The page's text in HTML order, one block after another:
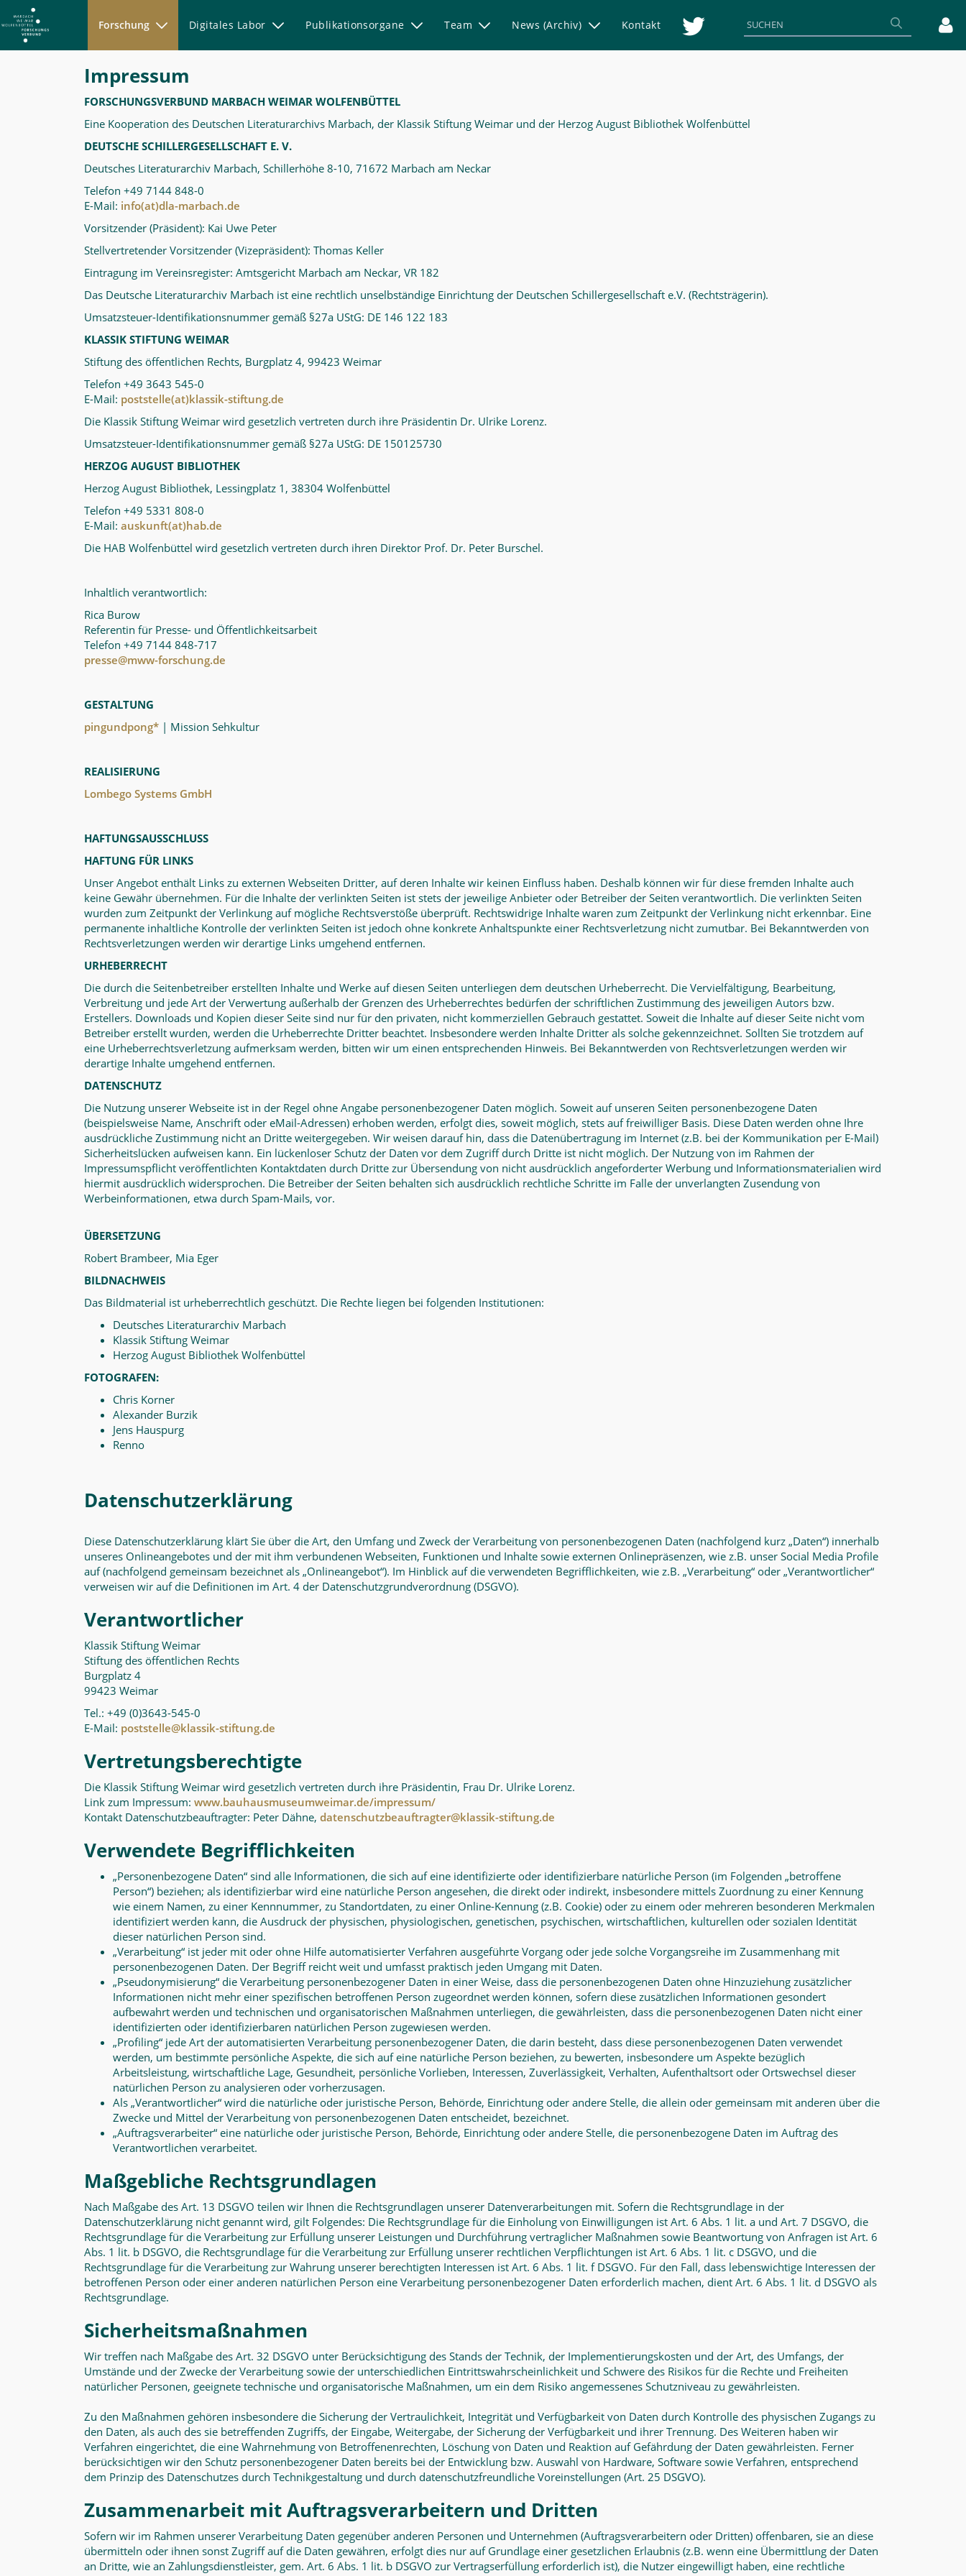
Forschung Digitales Labor Publikationsorgane Team News (Archiv) Kontakt
MWW-
Forschung
Impressum
FORSCHUNGSVERBUND MARBACH WEIMAR WOLFENBÜTTEL
Eine Kooperation des Deutschen Literaturarchivs Marbach, der Klassik Stiftung Weimar und der Herzog August Bibliothek Wolfenbüttel
DEUTSCHE SCHILLERGESELLSCHAFT E. V.
Deutsches Literaturarchiv Marbach, Schillerhöhe 8-10, 71672 Marbach am Neckar
Telefon +49 7144 848-0
E-Mail: info(at)dla-marbach.de
Vorsitzender (Präsident): Kai Uwe Peter
Stellvertretender Vorsitzender (Vizepräsident): Thomas Keller
Eintragung im Vereinsregister: Amtsgericht Marbach am Neckar, VR 182
Das Deutsche Literaturarchiv Marbach ist eine rechtlich unselbständige Einrichtung der Deutschen Schillergesellschaft e.V. (Rechtsträgerin).
Umsatzsteuer-Identifikationsnummer gemäß §27a UStG: DE 146 122 183
KLASSIK STIFTUNG WEIMAR
Stiftung des öffentlichen Rechts, Burgplatz 4, 99423 Weimar
Telefon +49 3643 545-0
E-Mail: poststelle(at)klassik-stiftung.de
Die Klassik Stiftung Weimar wird gesetzlich vertreten durch ihre Präsidentin Dr. Ulrike Lorenz.
Umsatzsteuer-Identifikationsnummer gemäß §27a UStG: DE 150125730
HERZOG AUGUST BIBLIOTHEK
Herzog August Bibliothek, Lessingplatz 1, 38304 Wolfenbüttel
Telefon +49 5331 808-0
E-Mail: auskunft(at)hab.de
Die HAB Wolfenbüttel wird gesetzlich vertreten durch ihren Direktor Prof. Dr. Peter Burschel.
Inhaltlich verantwortlich:
Rica Burow
Referentin für Presse- und Öffentlichkeitsarbeit
Telefon +49 7144 848-717
presse@mww-forschung.de
GESTALTUNG
pingundpong* | Mission Sehkultur
REALISIERUNG
Lombego Systems GmbH
HAFTUNGSAUSSCHLUSS
HAFTUNG FÜR LINKS
Unser Angebot enthält Links zu externen Webseiten Dritter, auf deren Inhalte wir keinen Einfluss haben. Deshalb können wir für diese fremden Inhalte auch
keine Gewähr übernehmen. Für die Inhalte der verlinkten Seiten ist stets der jeweilige Anbieter oder Betreiber der Seiten verantwortlich. Die verlinkten Seiten
wurden zum Zeitpunkt der Verlinkung auf mögliche Rechtsverstöße überprüft. Rechtswidrige Inhalte waren zum Zeitpunkt der Verlinkung nicht erkennbar. Eine
permanente inhaltliche Kontrolle der verlinkten Seiten ist jedoch ohne konkrete Anhaltspunkte einer Rechtsverletzung nicht zumutbar. Bei Bekanntwerden von
Rechtsverletzungen werden wir derartige Links umgehend entfernen.
URHEBERRECHT
Die durch die Seitenbetreiber erstellten Inhalte und Werke auf diesen Seiten unterliegen dem deutschen Urheberrecht. Die Vervielfältigung, Bearbeitung,
Verbreitung und jede Art der Verwertung außerhalb der Grenzen des Urheberrechtes bedürfen der schriftlichen Zustimmung des jeweiligen Autors bzw.
Erstellers. Downloads und Kopien dieser Seite sind nur für den privaten, nicht kommerziellen Gebrauch gestattet. Soweit die Inhalte auf dieser Seite nicht vom
Betreiber erstellt wurden, werden die Urheberrechte Dritter beachtet. Insbesondere werden Inhalte Dritter als solche gekennzeichnet. Sollten Sie trotzdem auf
eine Urheberrechtsverletzung aufmerksam werden, bitten wir um einen entsprechenden Hinweis. Bei Bekanntwerden von Rechtsverletzungen werden wir
derartige Inhalte umgehend entfernen.
DATENSCHUTZ
Die Nutzung unserer Webseite ist in der Regel ohne Angabe personenbezogener Daten möglich. Soweit auf unseren Seiten personenbezogene Daten
(beispielsweise Name, Anschrift oder eMail-Adressen) erhoben werden, erfolgt dies, soweit möglich, stets auf freiwilliger Basis. Diese Daten werden ohne Ihre
ausdrückliche Zustimmung nicht an Dritte weitergegeben. Wir weisen darauf hin, dass die Datenübertragung im Internet (z.B. bei der Kommunikation per E-Mail)
Sicherheitslücken aufweisen kann. Ein lückenloser Schutz der Daten vor dem Zugriff durch Dritte ist nicht möglich. Der Nutzung von im Rahmen der
Impressumspflicht veröffentlichten Kontaktdaten durch Dritte zur Übersendung von nicht ausdrücklich angeforderter Werbung und Informationsmaterialien wird
hiermit ausdrücklich widersprochen. Die Betreiber der Seiten behalten sich ausdrücklich rechtliche Schritte im Falle der unverlangten Zusendung von
Werbeinformationen, etwa durch Spam-Mails, vor.
ÜBERSETZUNG
Robert Brambeer, Mia Eger
BILDNACHWEIS
Das Bildmaterial ist urheberrechtlich geschützt. Die Rechte liegen bei folgenden Institutionen:
Deutsches Literaturarchiv Marbach
Klassik Stiftung Weimar
Herzog August Bibliothek Wolfenbüttel
FOTOGRAFEN:
Chris Korner
Alexander Burzik
Jens Hauspurg
Renno
Datenschutzerklärung
Diese Datenschutzerklärung klärt Sie über die Art, den Umfang und Zweck der Verarbeitung von personenbezogenen Daten (nachfolgend kurz „Daten“) innerhalb
unseres Onlineangebotes und der mit ihm verbundenen Webseiten, Funktionen und Inhalte sowie externen Onlinepräsenzen, wie z.B. unser Social Media Profile
auf (nachfolgend gemeinsam bezeichnet als „Onlineangebot“). Im Hinblick auf die verwendeten Begrifflichkeiten, wie z.B. „Verarbeitung“ oder „Verantwortlicher“
verweisen wir auf die Definitionen im Art. 4 der Datenschutzgrundverordnung (DSGVO).
Verantwortlicher
Klassik Stiftung Weimar
Stiftung des öffentlichen Rechts
Burgplatz 4
99423 Weimar
Tel.: +49 (0)3643-545-0
E-Mail: poststelle@klassik-stiftung.de
Vertretungsberechtigte
Die Klassik Stiftung Weimar wird gesetzlich vertreten durch ihre Präsidentin, Frau Dr. Ulrike Lorenz.
Link zum Impressum: www.bauhausmuseumweimar.de/impressum/
Kontakt Datenschutzbeauftragter: Peter Dähne, datenschutzbeauftragter@klassik-stiftung.de
Verwendete Begrifflichkeiten
„Personenbezogene Daten“ sind alle Informationen, die sich auf eine identifizierte oder identifizierbare natürliche Person (im Folgenden „betroffene
Person“) beziehen; als identifizierbar wird eine natürliche Person angesehen, die direkt oder indirekt, insbesondere mittels Zuordnung zu einer Kennung
wie einem Namen, zu einer Kennnummer, zu Standortdaten, zu einer Online-Kennung (z.B. Cookie) oder zu einem oder mehreren besonderen Merkmalen
identifiziert werden kann, die Ausdruck der physischen, physiologischen, genetischen, psychischen, wirtschaftlichen, kulturellen oder sozialen Identität
dieser natürlichen Person sind.
„Verarbeitung“ ist jeder mit oder ohne Hilfe automatisierter Verfahren ausgeführte Vorgang oder jede solche Vorgangsreihe im Zusammenhang mit
personenbezogenen Daten. Der Begriff reicht weit und umfasst praktisch jeden Umgang mit Daten.
„Pseudonymisierung“ die Verarbeitung personenbezogener Daten in einer Weise, dass die personenbezogenen Daten ohne Hinzuziehung zusätzlicher
Informationen nicht mehr einer spezifischen betroffenen Person zugeordnet werden können, sofern diese zusätzlichen Informationen gesondert
aufbewahrt werden und technischen und organisatorischen Maßnahmen unterliegen, die gewährleisten, dass die personenbezogenen Daten nicht einer
identifizierten oder identifizierbaren natürlichen Person zugewiesen werden.
„Profiling“ jede Art der automatisierten Verarbeitung personenbezogener Daten, die darin besteht, dass diese personenbezogenen Daten verwendet
werden, um bestimmte persönliche Aspekte, die sich auf eine natürliche Person beziehen, zu bewerten, insbesondere um Aspekte bezüglich
Arbeitsleistung, wirtschaftliche Lage, Gesundheit, persönliche Vorlieben, Interessen, Zuverlässigkeit, Verhalten, Aufenthaltsort oder Ortswechsel dieser
natürlichen Person zu analysieren oder vorherzusagen.
Als „Verantwortlicher“ wird die natürliche oder juristische Person, Behörde, Einrichtung oder andere Stelle, die allein oder gemeinsam mit anderen über die
Zwecke und Mittel der Verarbeitung von personenbezogenen Daten entscheidet, bezeichnet.
„Auftragsverarbeiter“ eine natürliche oder juristische Person, Behörde, Einrichtung oder andere Stelle, die personenbezogene Daten im Auftrag des
Verantwortlichen verarbeitet.
Maßgebliche Rechtsgrundlagen
Nach Maßgabe des Art. 13 DSGVO teilen wir Ihnen die Rechtsgrundlagen unserer Datenverarbeitungen mit. Sofern die Rechtsgrundlage in der
Datenschutzerklärung nicht genannt wird, gilt Folgendes: Die Rechtsgrundlage für die Einholung von Einwilligungen ist Art. 6 Abs. 1 lit. a und Art. 7 DSGVO, die
Rechtsgrundlage für die Verarbeitung zur Erfüllung unserer Leistungen und Durchführung vertraglicher Maßnahmen sowie Beantwortung von Anfragen ist Art. 6
Abs. 1 lit. b DSGVO, die Rechtsgrundlage für die Verarbeitung zur Erfüllung unserer rechtlichen Verpflichtungen ist Art. 6 Abs. 1 lit. c DSGVO, und die
Rechtsgrundlage für die Verarbeitung zur Wahrung unserer berechtigten Interessen ist Art. 6 Abs. 1 lit. f DSGVO. Für den Fall, dass lebenswichtige Interessen der
betroffenen Person oder einer anderen natürlichen Person eine Verarbeitung personenbezogener Daten erforderlich machen, dient Art. 6 Abs. 1 lit. d DSGVO als
Rechtsgrundlage.
Sicherheitsmaßnahmen
Wir treffen nach Maßgabe des Art. 32 DSGVO unter Berücksichtigung des Stands der Technik, der Implementierungskosten und der Art, des Umfangs, der
Umstände und der Zwecke der Verarbeitung sowie der unterschiedlichen Eintrittswahrscheinlichkeit und Schwere des Risikos für die Rechte und Freiheiten
natürlicher Personen, geeignete technische und organisatorische Maßnahmen, um ein dem Risiko angemessenes Schutzniveau zu gewährleisten.
Zu den Maßnahmen gehören insbesondere die Sicherung der Vertraulichkeit, Integrität und Verfügbarkeit von Daten durch Kontrolle des physischen Zugangs zu
den Daten, als auch des sie betreffenden Zugriffs, der Eingabe, Weitergabe, der Sicherung der Verfügbarkeit und ihrer Trennung. Des Weiteren haben wir
Verfahren eingerichtet, die eine Wahrnehmung von Betroffenenrechten, Löschung von Daten und Reaktion auf Gefährdung der Daten gewährleisten. Ferner
berücksichtigen wir den Schutz personenbezogener Daten bereits bei der Entwicklung bzw. Auswahl von Hardware, Software sowie Verfahren, entsprechend
dem Prinzip des Datenschutzes durch Technikgestaltung und durch datenschutzfreundliche Voreinstellungen (Art. 25 DSGVO).
Zusammenarbeit mit Auftragsverarbeitern und Dritten
Sofern wir im Rahmen unserer Verarbeitung Daten gegenüber anderen Personen und Unternehmen (Auftragsverarbeitern oder Dritten) offenbaren, sie an diese
übermitteln oder ihnen sonst Zugriff auf die Daten gewähren, erfolgt dies nur auf Grundlage einer gesetzlichen Erlaubnis (z.B. wenn eine Übermittlung der Daten
an Dritte, wie an Zahlungsdienstleister, gem. Art. 6 Abs. 1 lit. b DSGVO zur Vertragserfüllung erforderlich ist), die Nutzer eingewilligt haben, eine rechtliche